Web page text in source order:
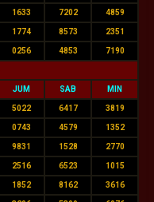
1633 7202 4859
1774 8573 2351
0256 4853 7190
JUM SAB MIN
5022 6417 3819
0743 4579 1352
9831 1528 2770
2516 6523 1015
1852 8162 3616